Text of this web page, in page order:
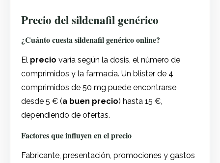
Precio del sildenafil genérico
¿Cuánto cuesta sildenafil genérico online?
El precio varía según la dosis, el número de
comprimidos y la farmacia. Un blister de 4
comprimidos de 50 mg puede encontrarse
desde 5 € (a buen precio) hasta 15 €,
dependiendo de ofertas.
Factores que influyen en el precio
Fabricante, presentación, promociones y gastos